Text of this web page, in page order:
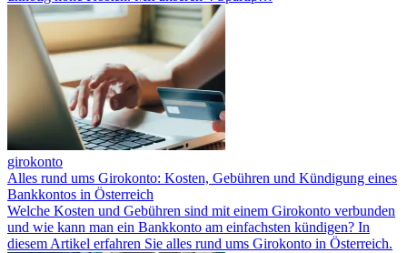
girokonto
Alles rund ums Girokonto: Kosten, Gebühren und Kündigung eines
Bankkontos in Österreich
Welche Kosten und Gebühren sind mit einem Girokonto verbunden
und wie kann man ein Bankkonto am einfachsten kündigen? In
diesem Artikel erfahren Sie alles rund ums Girokonto in Österreich.